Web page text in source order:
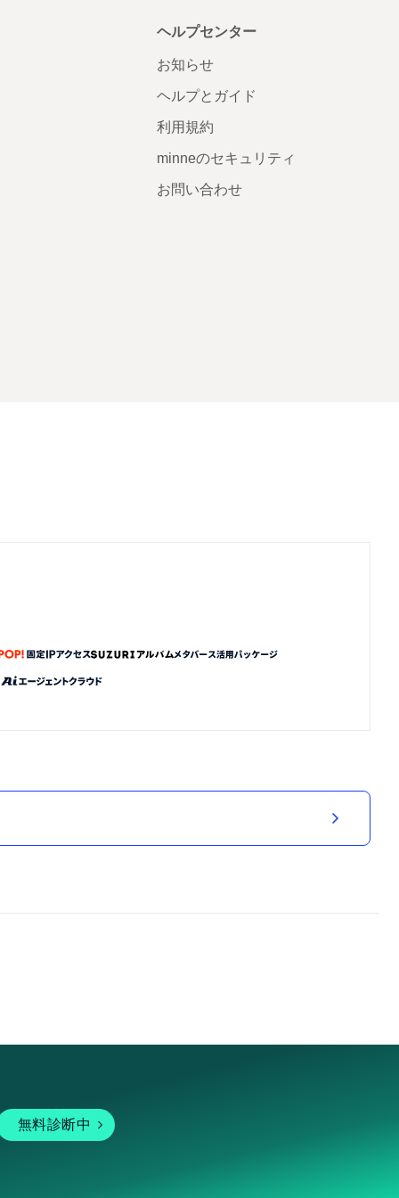
ヘルプセンター
お知らせ
ヘルプとガイド
利用規約
minneのセキュリティ
お問い合わせ
無料診断中